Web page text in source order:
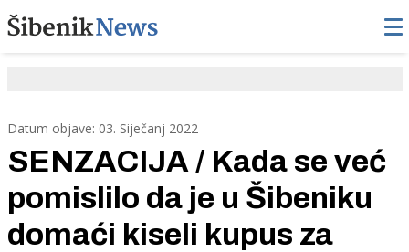
Datum objave: 03. Siječanj 2022
SENZACIJA / Kada se već
pomislilo da je u Šibeniku
domaći kiseli kupus za